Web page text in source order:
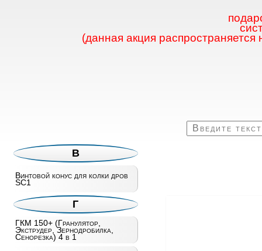
(данная акция
В
Винтовой конус для колки дров
SC1
Г
ГКМ 150+ (Гранулятор,
Экструдер, Зернодробилка,
Сенорезка) 4 в 1